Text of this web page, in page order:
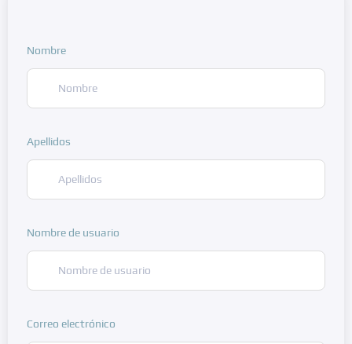
Nombre
Apellidos
Nombre de usuario
Correo electrónico